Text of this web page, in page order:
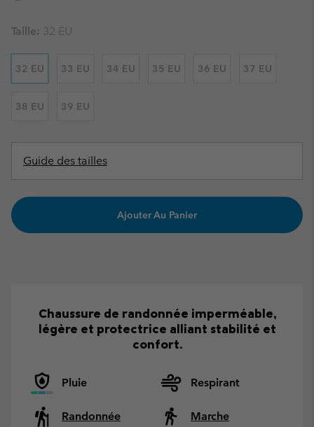
Taille: 32 EU
32 EU 33 EU 34 EU 35 EU 36 EU 37 EU
38 EU 39 EU
Guide des tailles
Ajouter Au Panier
Chaussure de randonnée imperméable,
légère et protectrice alliant stabilité et
confort.
Pluie Respirant
Randonnée Marche